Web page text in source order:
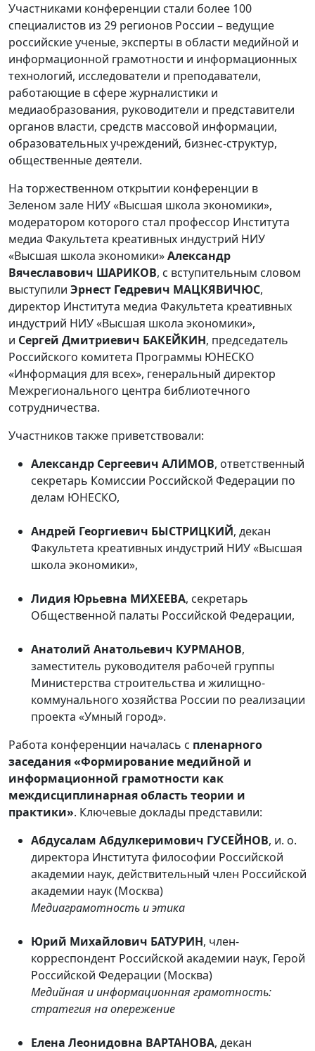
Участниками конференции стали более 100
специалистов из 29 регионов России – ведущие
российские ученые, эксперты в области медийной и
информационной грамотности и информационных
технологий, исследователи и преподаватели,
работающие в сфере журналистики и
медиаобразования, руководители и представители
органов власти, средств массовой информации,
образовательных учреждений, бизнес-структур,
общественные деятели.
На торжественном открытии конференции в
Зеленом зале НИУ «Высшая школа экономики»,
модератором которого стал профессор Института
медиа Факультета креативных индустрий НИУ
«Высшая школа экономики»Александр
Вячеславович ШАРИКОВ, с вступительным словом
выступили Эрнест Гедревич МАЦКЯВИЧЮС,
директор Института медиа Факультета креативных
индустрий НИУ «Высшая школа экономики»,
и Сергей Дмитриевич БАКЕЙКИН, председатель
Российского комитета Программы ЮНЕСКО
«Информация для всех», генеральный директор
Межрегионального центра библиотечного
сотрудничества.
Участников также приветствовали:
Александр Сергеевич АЛИМОВ, ответственный
секретарь Комиссии Российской Федерации по
делам ЮНЕСКО,
Андрей Георгиевич БЫСТРИЦКИЙ, декан
Факультета креативных индустрий НИУ «Высшая
школа экономики»,
Лидия Юрьевна МИХЕЕВА, секретарь
Общественной палаты Российской Федерации,
Анатолий Анатольевич КУРМАНОВ,
заместитель руководителя рабочей группы
Министерства строительства и жилищно-
коммунального хозяйства России по реализации
проекта «Умный город».
Работа конференции началась с пленарного
заседания «Формирование медийной и
информационной грамотности как
междисциплинарная область теории и
практики». Ключевые доклады представили:
Абдусалам Абдулкеримович ГУСЕЙНОВ, и. о.
директора Института философии Российской
академии наук, действительный член Российской
академии наук (Москва)
Медиаграмотность и этика
Юрий Михайлович БАТУРИН, член-
корреспондент Российской академии наук, Герой
Российской Федерации (Москва)
Медийная и информационная грамотность:
стратегия на опережение
Елена Леонидовна ВАРТАНОВА, декан